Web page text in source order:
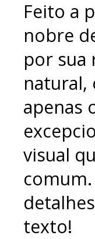
Feito a
nobre
por sua
natural,
apenas
visual
texto!